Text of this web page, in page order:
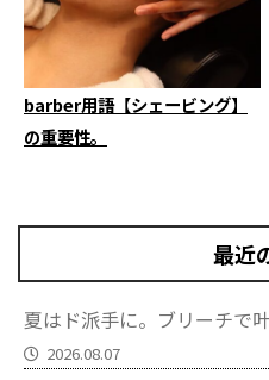
barber用語【シェービング】
の重要性。
最近
夏はド派手に。ブリーチで
2026.08.07